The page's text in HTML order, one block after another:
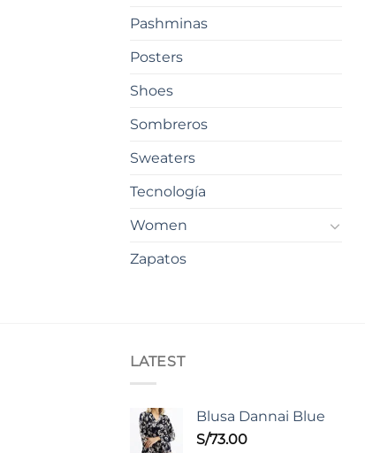
Pashminas
Posters
Shoes
Sombreros
Sweaters
Tecnología
Women
Zapatos
LATEST
Blusa Dannai Blue
S/73.00